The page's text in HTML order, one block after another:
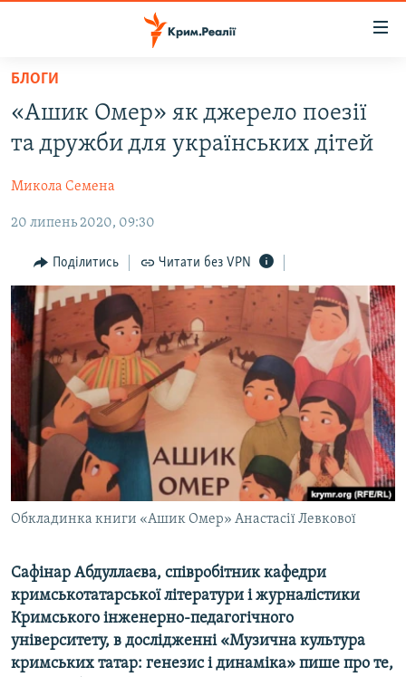
Перейти
основного
матеріалу
Перейти
до
навігації
Перейти
пошуку
ВОДА.КРИМ
ВІДЕО ТА ФОТО
ПОЛІТИКА
БЛОГИ
ПОГЛЯД
ІНТЕРВ'Ю
ВСЕ ЗА ДЕНЬ
СПЕЦПРОЕКТИ
ДЕПОРТАЦІЯ
ВІДЕОУРОКИ «ELIFBE»
СВІДЧЕННЯ ОКУПАЦІЇ
УКРАЇНСЬКА ПРОБЛЕМА КРИМУ
ІНФОГРАФІКА
ЯК ОБІЙТИ БЛОКУВАННЯ
Русский
Qırımtatar
ДОЛУЧАЙСЯ!
Усі сайти RFE/RL
БЛОГИ
«Ашик Омер» як джерело поезії
та дружби для українських дітей
Микола Семена
20 липень 2020, 09:30
Поділитись Читати без VPN
Обкладинка книги «Ашик Омер» Анастасії Левкової
Сафінар Абдуллаєва, співробітник кафедри
кримськотатарської літератури і журналістики
Кримського інженерно-педагогічного
університету, в дослідженні «Музична культура
кримських татар: генезис і динаміка» пише про те,